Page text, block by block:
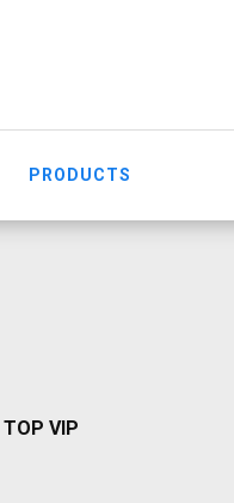
PRODUCTS
TOP VIP